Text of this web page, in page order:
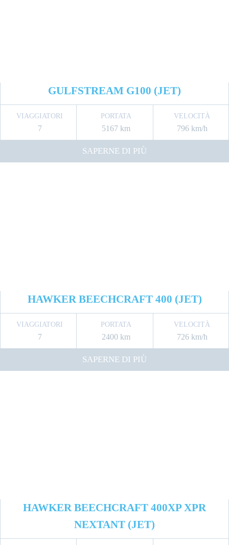
GULFSTREAM G100 (JET)
VIAGGIATORI
7
PORTATA
5167 km
VELOCITÀ
796 km/h
SAPERNE DI PIÙ
HAWKER BEECHCRAFT 400 (JET)
VIAGGIATORI
7
PORTATA
2400 km
VELOCITÀ
726 km/h
SAPERNE DI PIÙ
HAWKER BEECHCRAFT 400XP XPR
NEXTANT (JET)